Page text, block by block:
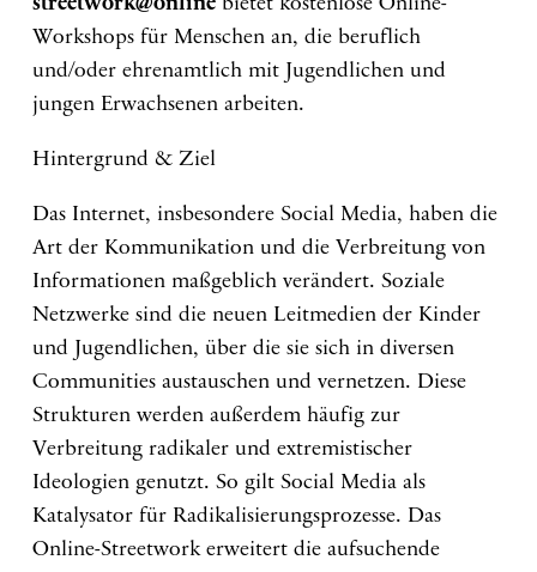
streetwork@onlinebietet kostenlose Online-
Workshops für Menschen an, die beruflich
und/oder ehrenamtlich mit Jugendlichen und
jungen Erwachsenen arbeiten.
Hintergrund & Ziel
Das Internet, insbesondere Social Media, haben die
Art der Kommunikation und die Verbreitung von
Informationen maßgeblich verändert. Soziale
Netzwerke sind die neuen Leitmedien der Kinder
und Jugendlichen, über die sie sich in diversen
Communities austauschen und vernetzen. Diese
Strukturen werden außerdem häufig zur
Verbreitung radikaler und extremistischer
Ideologien genutzt. So gilt Social Media als
Katalysator für Radikalisierungsprozesse. Das
Online-Streetwork erweitert die aufsuchende